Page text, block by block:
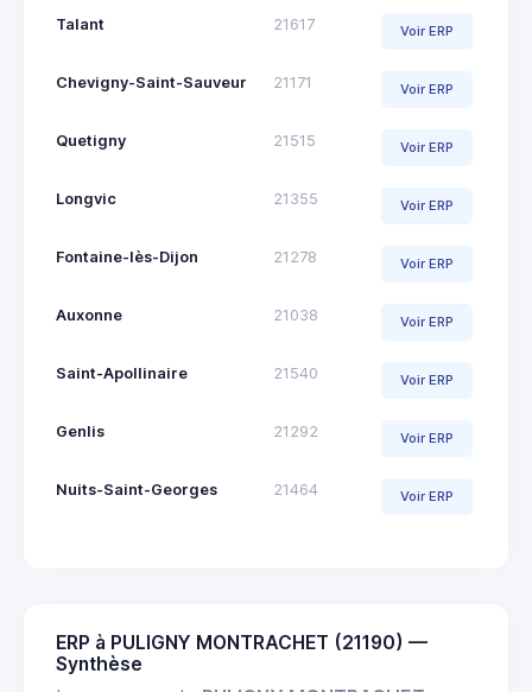
Talant 21617 Voir ERP
Chevigny-Saint-Sauveur 21171 Voir ERP
Quetigny 21515 Voir ERP
Longvic 21355 Voir ERP
Fontaine-lès-Dijon 21278 Voir ERP
Auxonne 21038 Voir ERP
Saint-Apollinaire 21540 Voir ERP
Genlis 21292 Voir ERP
Nuits-Saint-Georges 21464 Voir ERP
ERP à PULIGNY MONTRACHET (21190) —
Synthèse